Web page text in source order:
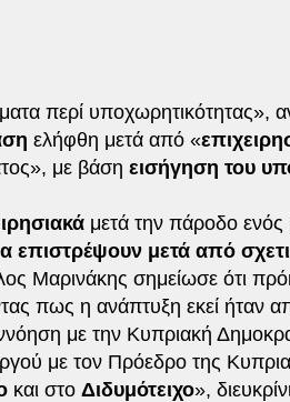
περί υποχωρητικότητας»,
ελήφθη μετά από «
με βάση εισήγηση του
μετά την πάροδο ενός
επιστρέψουν μετά από
Μαρινάκης σημείωσε ότι
πως η ανάπτυξη εκεί ήταν
με την Κυπριακή
με τον Πρόεδρο της
και στο Διδυμότειχο»,